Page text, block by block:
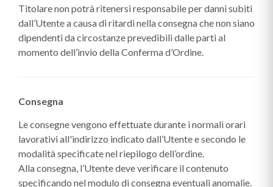
Titolare non potrà ritenersi responsabile per danni subiti
dall’Utente a causa di ritardi nella consegna che non siano
dipendenti da circostanze prevedibili dalle parti al
momento dell’invio della Conferma d’Ordine.
Consegna
Le consegne vengono effettuate durante i normali orari
lavorativi all'indirizzo indicato dall’Utente e secondo le
modalità specificate nel riepilogo dell’ordine.
Alla consegna, l’Utente deve verificare il contenuto
specificando nel modulo di consegna eventuali anomalie.